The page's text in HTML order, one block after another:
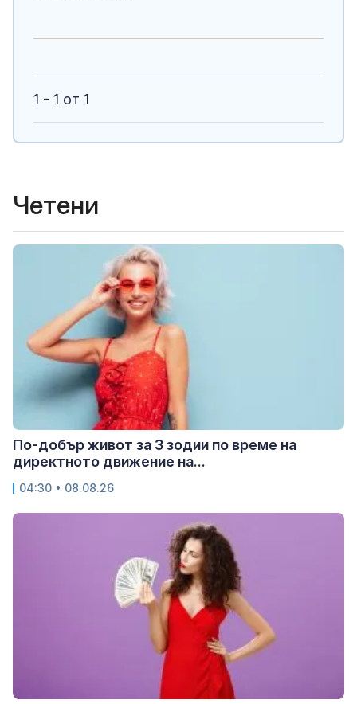
1 - 1 от 1
Четени
По-добър живот за 3 зодии по време на
директното движение на...
04:30 • 08.08.26